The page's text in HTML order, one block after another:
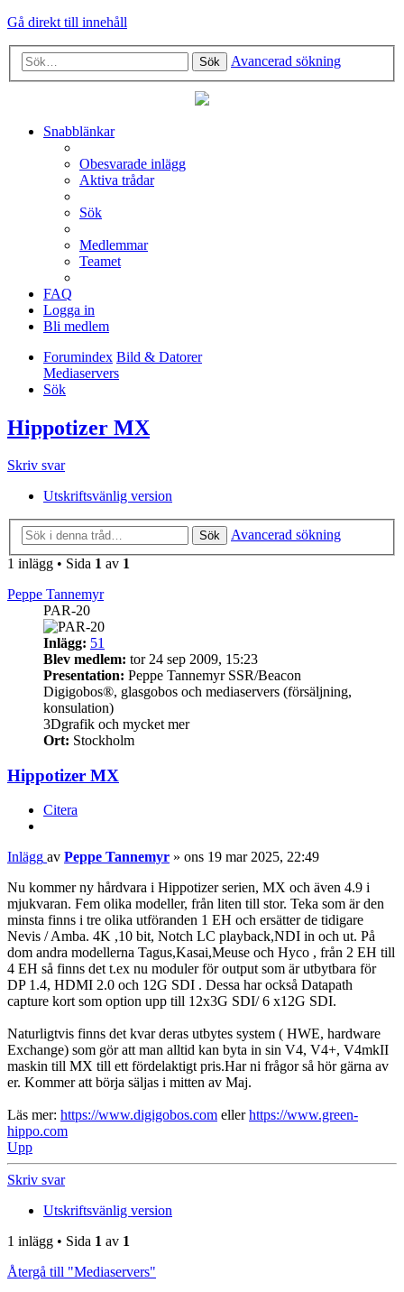
Gå direkt till innehåll
Sök Avancerad sökning
Snabblänkar
Obesvarade inlägg
Aktiva trådar
Sök
Medlemmar
Teamet
FAQ
Logga in
Bli medlem
Forumindex Bild & Datorer
Mediaservers
Sök
Hippotizer MX
Skriv svar
Utskriftsvänlig version
Sök
Avancerad sökning
1 inlägg • Sida 1 av 1
Peppe Tannemyr
PAR-20
Inlägg: 51
Blev medlem: tor 24 sep 2009, 15:23
Presentation: Peppe Tannemyr SSR/Beacon
Digigobos®, glasgobos och mediaservers (försäljning,
konsulation)
3Dgrafik och mycket mer
Ort: Stockholm
Hippotizer MX
Citera
Inlägg av Peppe Tannemyr » ons 19 mar 2025, 22:49
Nu kommer ny hårdvara i Hippotizer serien, MX och även 4.9 i
mjukvaran. Fem olika modeller, från liten till stor. Teka som är den
minsta finns i tre olika utföranden 1 EH och ersätter de tidigare
Nevis / Amba. 4K ,10 bit, Notch LC playback,NDI in och ut. På
dom andra modellerna Tagus,Kasai,Meuse och Hyco , från 2 EH till
4 EH så finns det t.ex nu moduler för output som är utbytbara för
DP 1.4, HDMI 2.0 och 12G SDI . Dessa har också Datapath
capture kort som option upp till 12x3G SDI/ 6 x12G SDI.
Naturligtvis finns det kvar deras utbytes system ( HWE, hardware
Exchange) som gör att man alltid kan byta in sin V4, V4+, V4mkII
maskin till MX till ett fördelaktigt pris.Har ni frågor så hör gärna av
er. Kommer att börja säljas i mitten av Maj.
Läs mer: https://www.digigobos.com ellerhttps://www.green-
hippo.com
Upp
Skriv svar
Utskriftsvänlig version
1 inlägg • Sida 1 av 1
Återgå till "Mediaservers"